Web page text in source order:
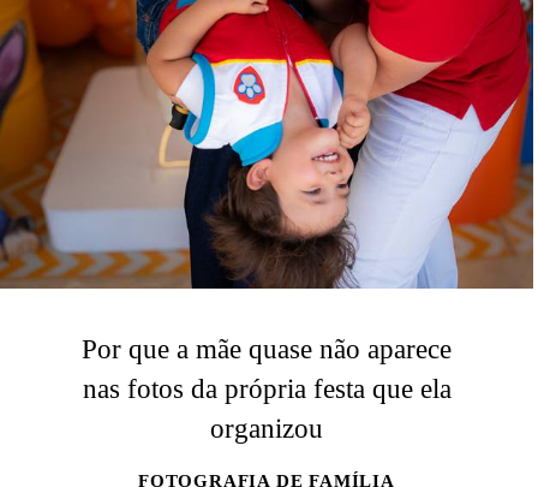
Por que a mãe quase não aparece
nas fotos da própria festa que ela
organizou
FOTOGRAFIA DE FAMÍLIA